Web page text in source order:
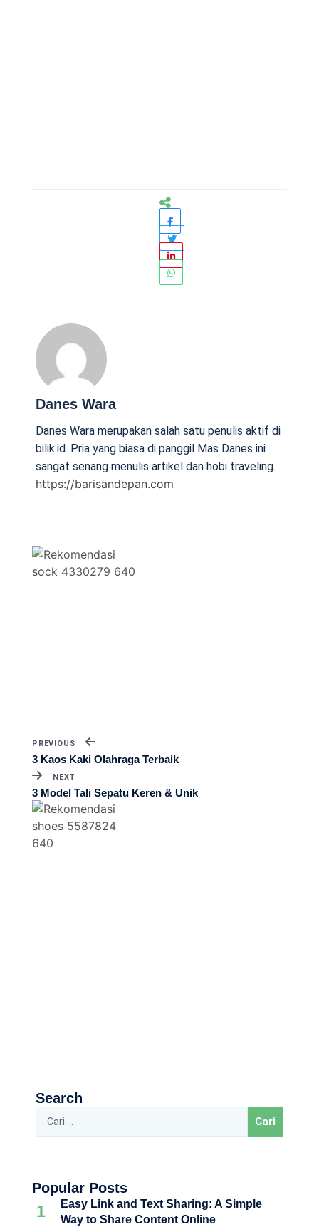
Danes Wara
Danes Wara merupakan salah satu penulis aktif di
bilik.id. Pria yang biasa di panggil Mas Danes ini
sangat senang menulis artikel dan hobi traveling.
https://barisandepan.com
PREVIOUS
3 Kaos Kaki Olahraga Terbaik
NEXT
3 Model Tali Sepatu Keren & Unik
Search
Popular Posts
1
Easy Link and Text Sharing: A Simple
Way to Share Content Online